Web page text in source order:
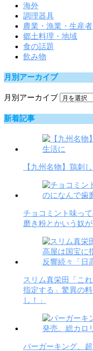
海外
調理器具
農業・漁業・生産者
郷土料理・地域
食の話題
飲み物
月別アーカイブ
月別アーカイブ
新着記事
【九州名物】鶏刺
チョコミント味っ
磨き粉とかいう奴
スリム真栄田「こ
指定する」驚異の
し！」
バーガーキング、